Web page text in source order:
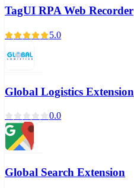
TagUI RPA Web Recorder
5.0
Global Logistics Extension
0.0
Global Search Extension